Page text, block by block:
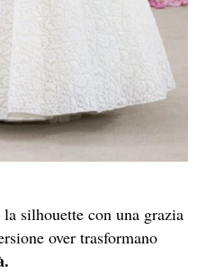
silhouette con una grazia
over trasformano